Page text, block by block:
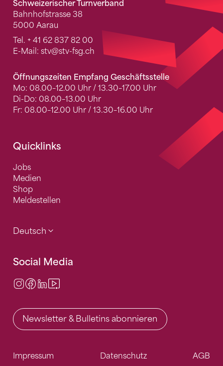
Schweizerischer Turnverband
Bahnhofstrasse 38
5000 Aarau
Tel. + 41 62 837 82 00
E-Mail: stv@stv-fsg.ch
Öffnungszeiten Empfang Geschäftsstelle
Mo: 08.00–12.00 Uhr / 13.30–17.00 Uhr
Di-Do: 08.00–13.00 Uhr
Fr: 08.00–12.00 Uhr / 13.30–16.00 Uhr
Quicklinks
Jobs
Medien
Shop
Meldestellen
Deutsch
Social Media
Instagram
Facebook
LinkedIn
Newsletter & Bulletins abonnieren
Impressum Datenschutz AGB